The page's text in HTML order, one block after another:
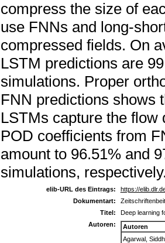
compress the size of
use FNNs and long-
compressed fields. On
LSTM predictions are
simulations. Proper
FNN predictions shows
LSTMs capture the
POD coefficients from
amount to 96.51% and
simulations,
elib-URL des Eintrags:
https://
Dokumentart:
Titel:
Deep learning
Autoren:
Autoren
Agarwal,